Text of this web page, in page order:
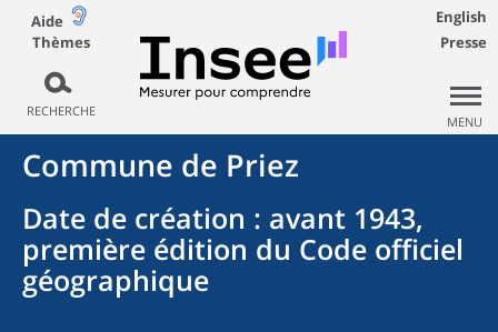
Aide
Thèmes
RECHERCHE
English
Presse
MENU
Commune de Priez
Date de création : avant 1943,
première édition du Code officiel
géographique